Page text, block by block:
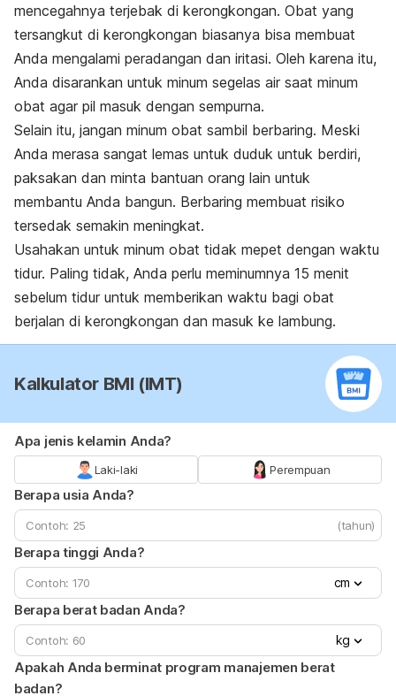
mencegahnya terjebak di kerongkongan. Obat yang
tersangkut di kerongkongan biasanya bisa membuat
Anda mengalami peradangan dan iritasi. Oleh karena itu,
Anda disarankan untuk minum segelas air saat minum
obat agar pil masuk dengan sempurna.
Selain itu, jangan minum obat sambil berbaring. Meski
Anda merasa sangat lemas untuk duduk untuk berdiri,
paksakan dan minta bantuan orang lain untuk
membantu Anda bangun. Berbaring membuat risiko
tersedak semakin meningkat.
Usahakan untuk minum obat tidak mepet dengan waktu
tidur. Paling tidak, Anda perlu meminumnya 15 menit
sebelum tidur untuk memberikan waktu bagi obat
berjalan di kerongkongan dan masuk ke lambung.
Kalkulator BMI (IMT)
Apa jenis kelamin Anda?
Laki-laki Perempuan
Berapa usia Anda?
(tahun)
Berapa tinggi Anda?
cm
Berapa berat badan Anda?
kg
Apakah Anda berminat program manajemen berat
badan?